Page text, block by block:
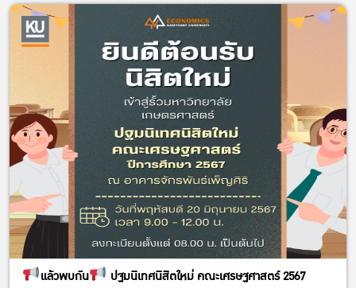
แล้วพบกัน
ปฐมนิเทศนิสิตใหม่ คณะเศรษฐศาสตร์ 2567